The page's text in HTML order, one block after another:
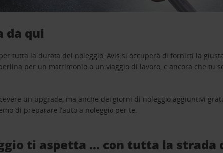
da qui
tutta la durata del noleggio, Avis si occuperà di fornirti la
per un matrimonio o un viaggio di lavoro, o ancora che tu
un upgrade, ma anche dei giorni di noleggio aggiuntivi
di preparare l’auto a noleggio per te.
ti aspetta … con tutta la strada